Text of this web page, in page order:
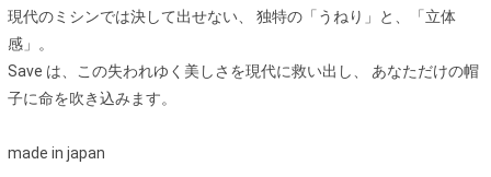
現代のミシンでは決して出せない、 独特の「うねり」と、「立体
感」。
Save は、この失われゆく美しさを現代に救い出し、 あなただけの帽
子に命を吹き込みます。
made in japan